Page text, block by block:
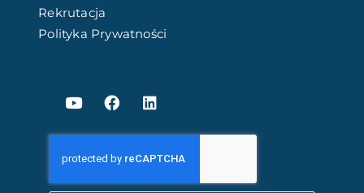
Rekrutacja
Polityka Prywatności